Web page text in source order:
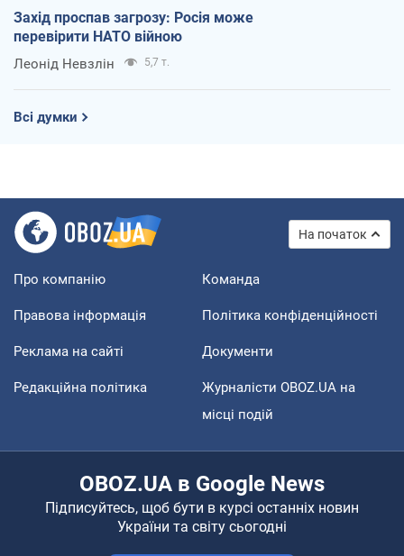
Захід проспав загрозу: Росія може
перевірити НАТО війною
Леонід Невзлін 5,7 т.
Всі думки
На початок
Про компанію Команда
Правова інформація Політика конфіденційності
Реклама на сайті Документи
Редакційна політика
Журналісти OBOZ.UA на
місці подій
OBOZ.UA в Google News
Підписуйтесь, щоб бути в курсі останніх новин
України та світу сьогодні